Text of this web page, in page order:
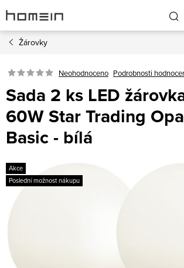
na
obsah
Žárovky
Neohodnoceno Podrobnosti
Sada 2 ks LED
60W Star Trading
Basic - bílá
Akce
Poslední možnost nákupu